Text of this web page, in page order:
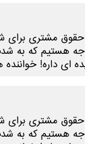
حقوق مشتری
هستیم که به
ای داره!
حقوق مشتری
هستیم که به